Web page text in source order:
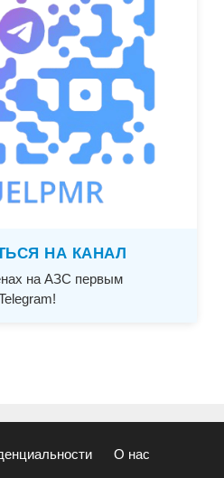
НА КАНАЛ
на АЗС первым
О нас